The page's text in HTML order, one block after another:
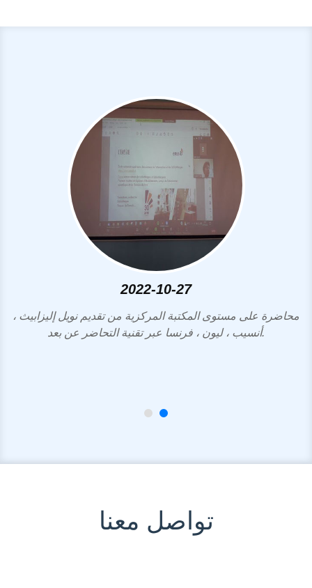
2022-10-27
محاضرة على مستوى المكتبة المركزية من تقديم نويل إليزابيث ،
أنسيب ، ليون ، فرنسا عبر تقنية التحاضر عن بعد.
تواصل معنا